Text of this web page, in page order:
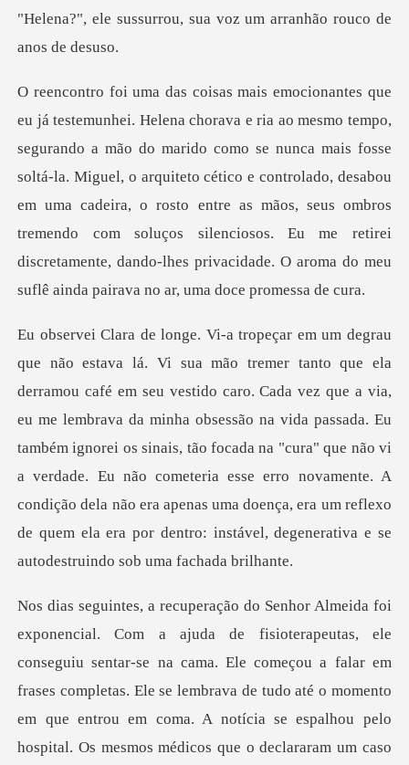
u, sua voz um arranhão
e nunca mais fosse
soltá-la. Miguel, o arquiteto cético e controlado, desabou
em uma cadeira, o rosto entre as mãos, seus ombros
tremendo com
a,
eu me lembrava da minha obsessão na vida passada. Eu
também ignorei os sinais, tão focada na "cura" que não vi
a verdade. Eu não cometeria esse erro novame
le se lembrava de tudo até o momento
em que entrou em coma. A notícia se espalhou pelo
hospital. Os mesmos médicos que o declararam um caso